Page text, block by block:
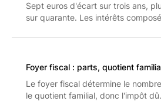
Sept euros d'écart sur trois ans,
sur quarante. Les intérêts
Foyer fiscal : parts, quotient
Le foyer fiscal détermine le
le quotient familial, donc l'impôt